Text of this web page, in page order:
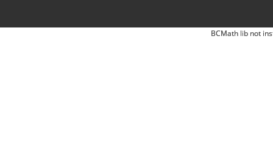
BCMath lib not